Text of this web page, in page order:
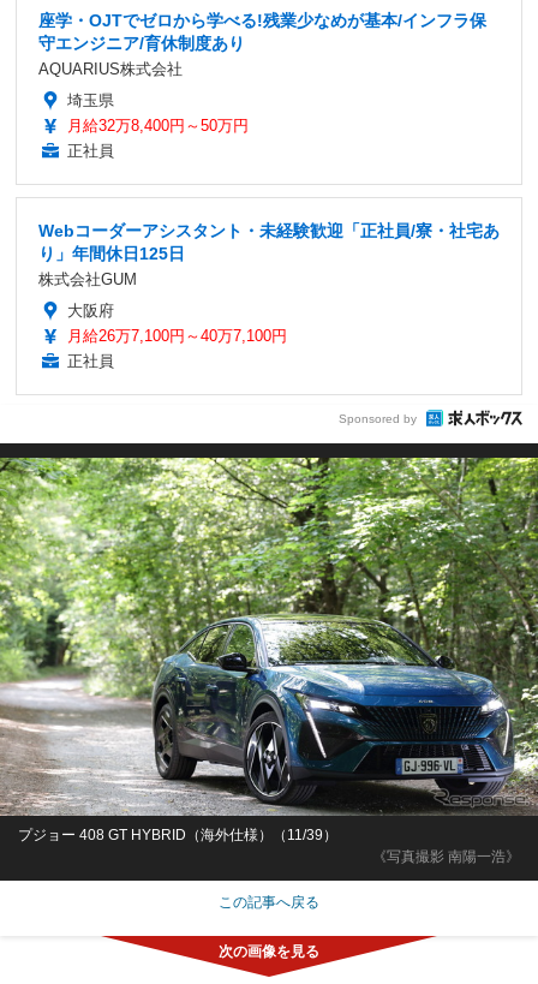
座学・OJTでゼロから学べる!残業少なめが基本/インフラ保
守エンジニア/育休制度あり
AQUARIUS株式会社
埼玉県
月給32万8,400円～50万円
正社員
Webコーダーアシスタント・未経験歓迎「正社員/寮・社宅あ
り」年間休日125日
株式会社GUM
大阪府
月給26万7,100円～40万7,100円
正社員
Sponsored by
《写真撮影 南陽一浩》
プジョー 408 GT HYBRID（海外仕様）（11/39）
この記事へ戻る